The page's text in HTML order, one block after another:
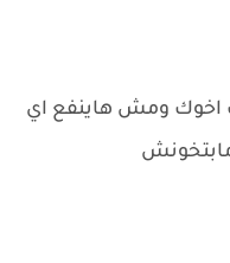
ومش هاينفع اي